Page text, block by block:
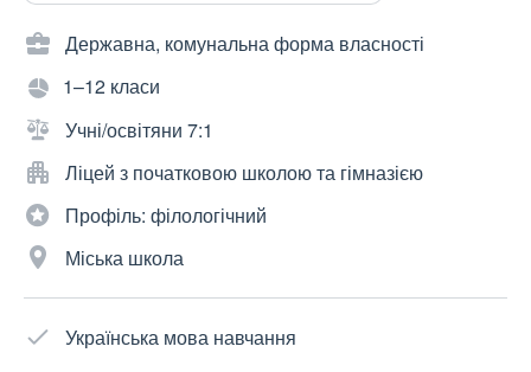
Державна, комунальна форма власності
1–12 класи
Учні/освітяни 7:1
Ліцей з початковою школою та гімназією
Профіль: філологічний
Міська школа
Українська мова навчання